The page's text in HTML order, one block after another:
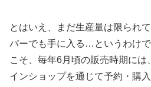
とはいえ、まだ生産量は限られ
パーでも手に入る…というわけ
こそ、毎年6月頃の販売時期には
インショップを通じて予約・購